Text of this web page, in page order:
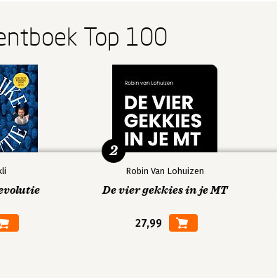
Top 100
Robin Van Lohuizen
De vier gekkies in je MT
27,99
2